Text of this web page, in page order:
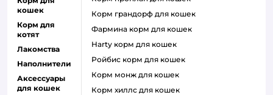
кошек
Корм для
котят
Лакомства
Наполнители
Аксессуары
для кошек
корм грандорф для кошек
фармина корм для кошек
harty корм для кошек
ройбис корм для кошек
корм монж для кошек
корм хиллс для кошек